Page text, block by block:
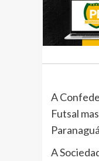
A
Futsal
A